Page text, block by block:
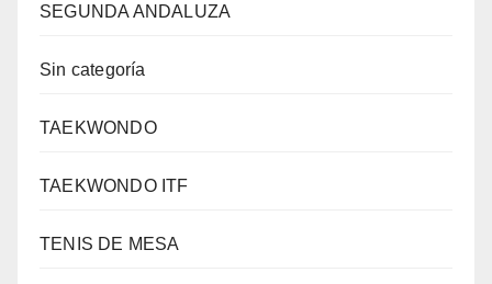
SEGUNDA ANDALUZA
Sin categoría
TAEKWONDO
TAEKWONDO ITF
TENIS DE MESA